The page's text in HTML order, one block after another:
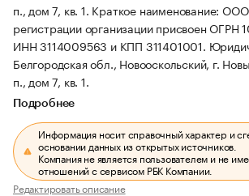
п., дом 7, кв. 1. Краткое наименование: ООО
регистрации организации присвоен ОГРН
ИНН 3114009563 и КПП 311401001.
Белгородская обл., Новооскольский, г.
п., дом 7, кв. 1.
Подробнее
Информация носит справочный характер и
основании данных из открытых источников.
Компания не является пользователем и не
отношений с сервисом РБК Компании.
Редактировать описание